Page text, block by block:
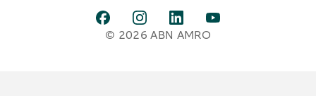
© 2026 ABN AMRO